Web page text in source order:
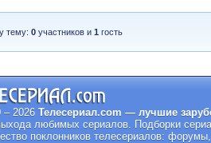
тему:0 участников и1 гость
– 2026 Телесериал.com — лучшие
любимых сериалов.
Подборки
поклонников телесериалов: